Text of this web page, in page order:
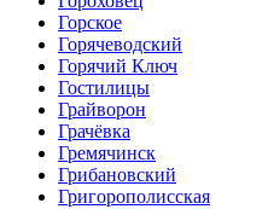
Горское
Горячеводский
Горячий Ключ
Гостилицы
Грайворон
Грачёвка
Гремячинск
Грибановский
Григорополисская